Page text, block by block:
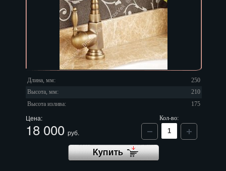
Длина, мм:
250
Высота, мм:
210
Высота излива:
175
Цена:
18 000 руб.
Кол-во: